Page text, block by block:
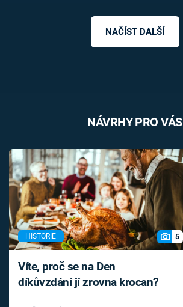
NAČÍST DALŠÍ
NÁVRHY PRO VÁS
HISTORIE 5
Víte, proč se na Den
díkůvzdání jí zrovna krocan?